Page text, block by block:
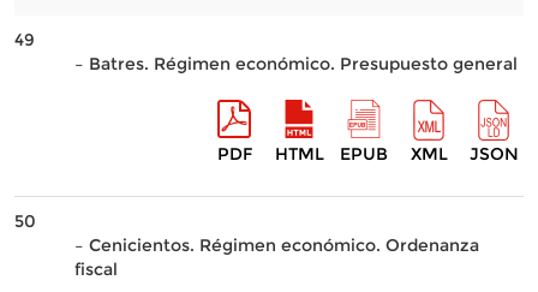
49
– Batres. Régimen económico. Presupuesto general
PDF HTML EPUB XML JSON
50
– Cenicientos. Régimen económico. Ordenanza
fiscal